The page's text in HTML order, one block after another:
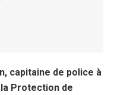
capitaine de police à
Protection de